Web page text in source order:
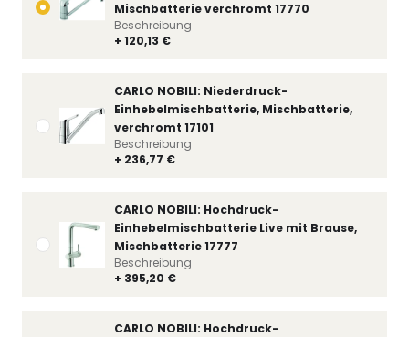
Mischbatterie verchromt 17770
+ 120,13 €
Beschreibung
CARLO NOBILI: Niederdruck-
Einhebelmischbatterie, Mischbatterie,
verchromt 17101
+ 236,77 €
Beschreibung
CARLO NOBILI: Hochdruck-
Einhebelmischbatterie Live mit Brause,
Mischbatterie 17777
+ 395,20 €
Beschreibung
CARLO NOBILI: Hochdruck-